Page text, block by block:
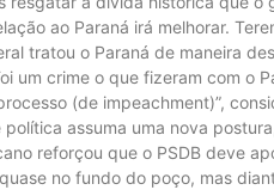
ao Paraná irá melhorar.
tratou o Paraná de maneira
um crime o que fizeram com o
(de impeachment)”,
assuma uma nova
reforçou que o PSDB deve
no fundo do poço, mas